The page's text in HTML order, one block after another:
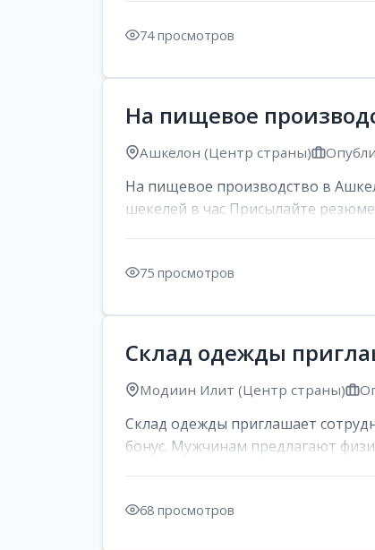
74 просмотров
На пищевое
Ашкелон (Центр страны)
На пищевое производство в
шекелей в час Присылайте
75 просмотров
Склад одежды
Модиин Илит (Центр страны)
Склад одежды приглашает
бонус. Мужчинам предлагают
68 просмотров